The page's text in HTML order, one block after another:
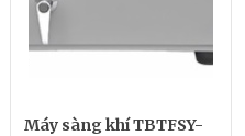
Máy sàng khí TBTFSY-